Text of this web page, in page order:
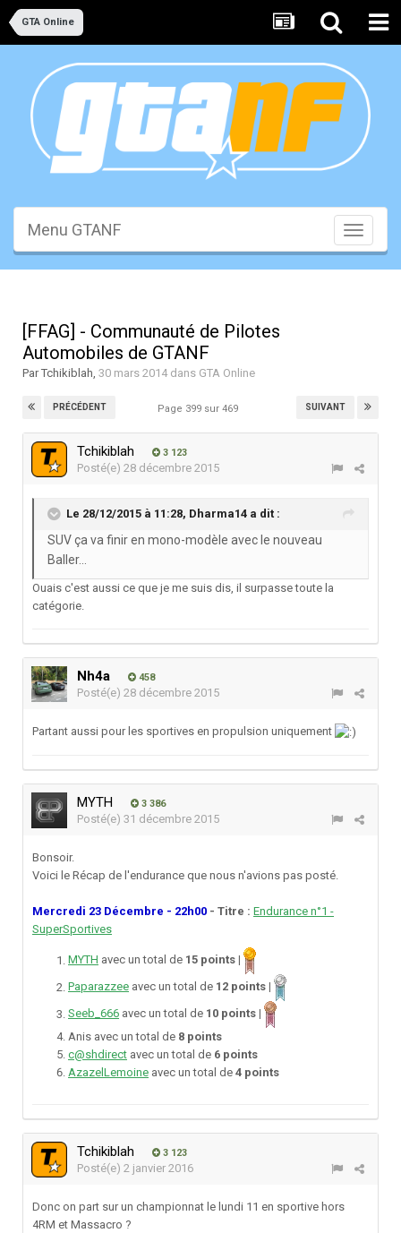
GTA Online
Toggle
Menu GTANF
[FFAG] - Communauté de Pilotes
Automobiles de GTANF
ParTchikiblah, 30 mars 2014dans GTA Online
PRÉCÉDENT SUIVANT
Page 399 sur 469
Tchikiblah 3 123
Posté(e) 28 décembre 2015
Le 28/12/2015 à 11:28, Dharma14 a dit :
SUV ça va finir en mono-modèle avec le nouveau
Baller...
Ouais c'est aussi ce que je me suis dis, il surpasse toute la
catégorie.
Nh4a 458
Posté(e) 28 décembre 2015
Partant aussi pour les sportives en propulsion uniquement
MYTH 3 386
Posté(e) 31 décembre 2015
Bonsoir.
Voici le Récap de l'endurance que nous n'avions pas posté.
Mercredi 23 Décembre - 22h00 - Titre : Endurance n°1 -
SuperSportives
MYTH avec un total de 15 points |
Paparazzee avec un total de 12 points |
Seeb_666 avec un total de 10 points |
Anis avec un total de 8 points
c@shdirect avec un total de 6 points
AzazelLemoine avec un total de 4 points
Tchikiblah 3 123
Posté(e) 2 janvier 2016
Donc on part sur un championnat le lundi 11 en sportive hors
4RM et Massacro ?